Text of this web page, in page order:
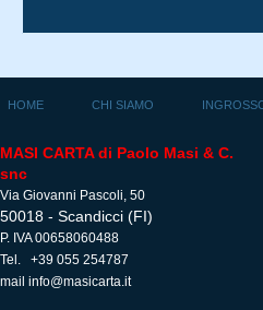
HOME CHI SIAMO
MASI CARTA di Paolo Masi & C.
snc
Via Giovanni Pascoli, 50
50018 - Scandicci (FI)
P. IVA 00658060488
Tel. +39 055 254787
mail info@masicarta.it